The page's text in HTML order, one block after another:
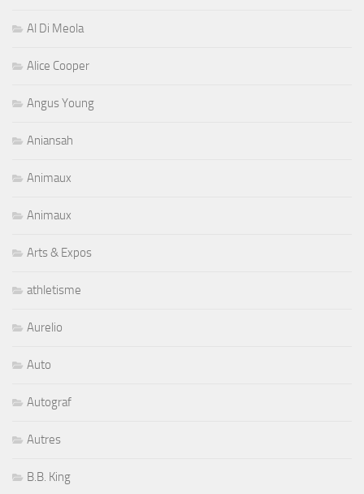
Al Di Meola
Alice Cooper
Angus Young
Aniansah
Animaux
Animaux
Arts & Expos
athletisme
Aurelio
Auto
Autograf
Autres
B.B. King